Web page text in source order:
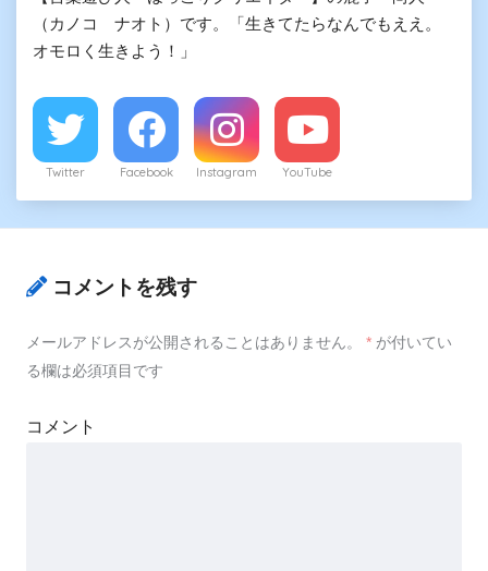
（カノコ ナオト）です。「生きてたらなんでもええ。
オモロく生きよう！」
Twitter Facebook Instagram YouTube
コメントを残す
メールアドレスが公開されることはありません。 * が付いてい
る欄は必須項目です
コメント